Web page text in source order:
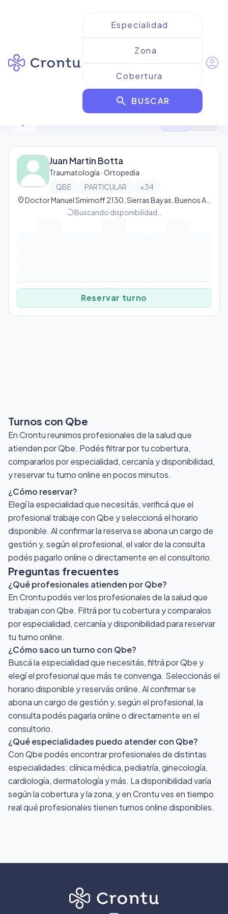
search BUSCAR
account_circle
Resultados paraQBE
filter_alt
Juan Martin Botta
Traumatología · Ortopedia
QBE
PARTICULAR +34
location_on
progress_activityBuscando disponibilidad…
Reservar turno
Turnos con Qbe
En Crontu reunimos profesionales de la salud que
atienden por Qbe. Podés filtrar por tu cobertura,
compararlos por especialidad, cercanía y disponibilidad,
y reservar tu turno online en pocos minutos.
¿Cómo reservar?
Elegí la especialidad que necesitás, verificá que el
profesional trabaje con Qbe y seleccioná el horario
disponible. Al confirmar la reserva se abona un cargo de
gestión y, según el profesional, el valor de la consulta
podés pagarlo online o directamente en el consultorio.
Preguntas frecuentes
¿Qué profesionales atienden por Qbe?
En Crontu podés ver los profesionales de la salud que
trabajan con Qbe. Filtrá por tu cobertura y comparalos
por especialidad, cercanía y disponibilidad para reservar
tu turno online.
¿Cómo saco un turno con Qbe?
Buscá la especialidad que necesitás, filtrá por Qbe y
elegí el profesional que más te convenga. Seleccionás el
horario disponible y reservás online. Al confirmar se
abona un cargo de gestión y, según el profesional, la
consulta podés pagarla online o directamente en el
consultorio.
¿Qué especialidades puedo atender con Qbe?
Con Qbe podés encontrar profesionales de distintas
especialidades: clínica médica, pediatría, ginecología,
cardiología, dermatología y más. La disponibilidad varía
según la cobertura y la zona, y en Crontu ves en tiempo
real qué profesionales tienen turnos online disponibles.